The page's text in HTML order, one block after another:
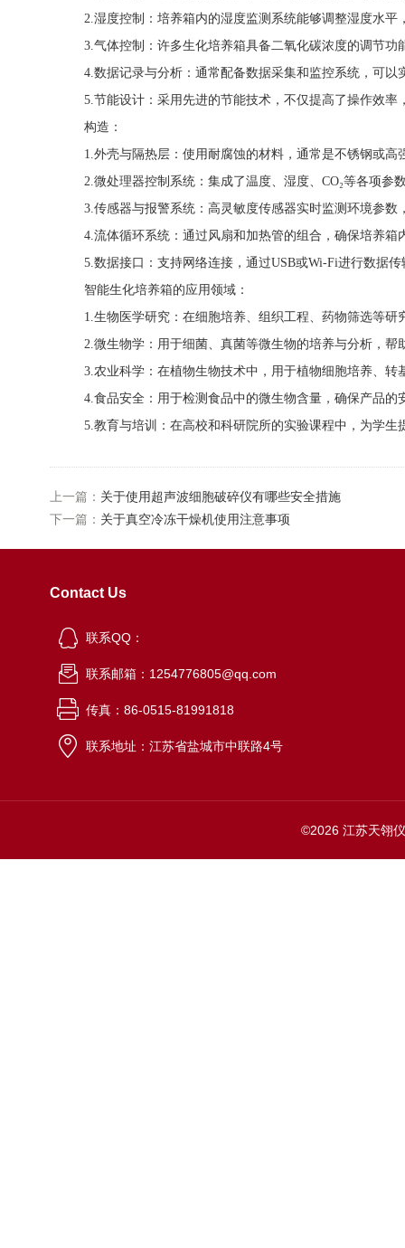
2.湿度控制：培养箱内的湿度监测系统能够调整湿度水平
3.气体控制：许多生化培养箱具备二氧化碳浓度的调节功
4.数据记录与分析：通常配备数据采集和监控系统，可以
5.节能设计：采用先进的节能技术，不仅提高了操作效率
构造：
1.外壳与隔热层：使用耐腐蚀的材料，通常是不锈钢或高
2.微处理器控制系统：集成了温度、湿度、CO₂等各项参
3.传感器与报警系统：高灵敏度传感器实时监测环境参数
4.流体循环系统：通过风扇和加热管的组合，确保培养箱
5.数据接口：支持网络连接，通过USB或Wi-Fi进行数据传
智能生化培养箱的应用领域：
1.生物医学研究：在细胞培养、组织工程、药物筛选等研
2.微生物学：用于细菌、真菌等微生物的培养与分析，帮
3.农业科学：在植物生物技术中，用于植物细胞培养、转
4.食品安全：用于检测食品中的微生物含量，确保产品的
5.教育与培训：在高校和科研院所的实验课程中，为学生
上一篇： 关于使用超声波细胞破碎仪有哪些安全措施
下一篇： 关于真空冷冻干燥机使用注意事项
Contact Us
联系QQ：
联系邮箱：1254776805@qq.com
传真：86-0515-81991818
联系地址：江苏省盐城市中联路4号
©2026 江苏天翎